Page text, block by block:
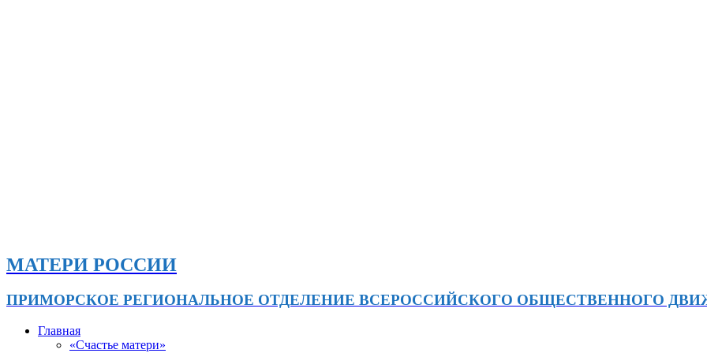
МАТЕРИ РОССИИ
ПРИМОРСКОЕ РЕГИОНАЛЬНОЕ ОТДЕЛЕНИЕ ВСЕРОССИЙСКОГО ОБЩЕСТВЕННОГО
Главная
«Счастье матери»